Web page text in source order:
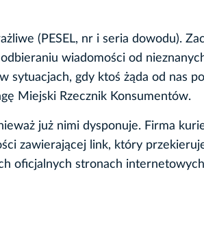
(PESEL, nr i seria dowodu).
wiadomości od
sytuacjach, gdy ktoś żąda od nas
Miejski Rzecznik Konsumentów.
już nimi dysponuje. Firma
zawierającej link, który
oficjalnych stronach